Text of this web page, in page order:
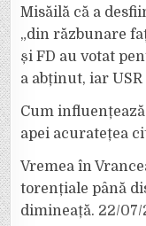
Misăilă că a
„din răzbunare
și FD au votat
a abținut, iar
Cum
apei acuratețea
Vremea în
torențiale până
dimineață. 22/